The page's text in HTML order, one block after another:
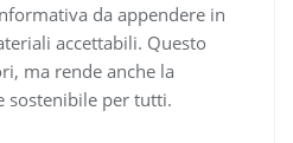
da appendere in
accettabili. Questo
ma rende anche la
sostenibile per tutti.